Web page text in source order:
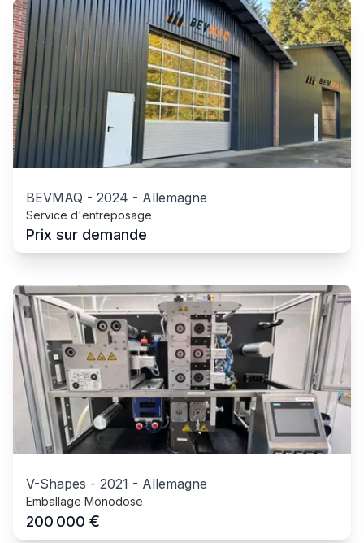
BEVMAQ - 2024 - Allemagne
Service d'entreposage
Prix sur demande
V-Shapes - 2021 - Allemagne
Emballage Monodose
200 000 €